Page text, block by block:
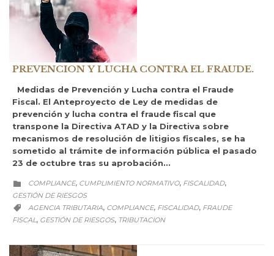
PREVENCION Y LUCHA CONTRA EL FRAUDE.
Medidas de Prevención y Lucha contra el Fraude
Fiscal. El Anteproyecto de Ley de medidas de
prevención y lucha contra el fraude fiscal que
transpone la Directiva ATAD y la Directiva sobre
mecanismos de resolución de litigios fiscales, se ha
sometido al trámite de información pública el pasado
23 de octubre tras su aprobación…
 CATEGORY
COMPLIANCE, CUMPLIMIENTO NORMATIVO, FISCALIDAD,
GESTIÓN DE RIESGOS
 CATEGORY
AGENCIA TRIBUTARIA, COMPLIANCE, FISCALIDAD, FRAUDE
FISCAL, GESTIÓN DE RIESGOS, TRIBUTACION